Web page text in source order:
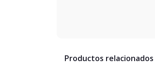
Productos relacionados